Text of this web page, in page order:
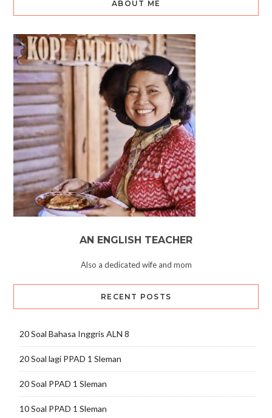
ABOUT ME
AN ENGLISH TEACHER
Also a dedicated wife and mom
RECENT POSTS
20 Soal Bahasa Inggris ALN 8
20 Soal lagi PPAD 1 Sleman
20 Soal PPAD 1 Sleman
10 Soal PPAD 1 Sleman